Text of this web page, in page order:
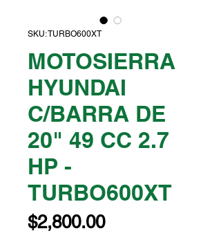
SKU: TURBO600XT
MOTOSIERRA
HYUNDAI
C/BARRA DE
20" 49 CC 2.7
HP -
TURBO600XT
$2,800.00Precio